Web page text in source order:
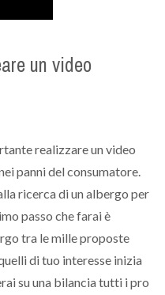
un video
realizzare un video
panni del consumatore.
ricerca di un albergo per
passo che farai è
tra le mille proposte
di tuo interesse inizia
su una bilancia tutti i pro